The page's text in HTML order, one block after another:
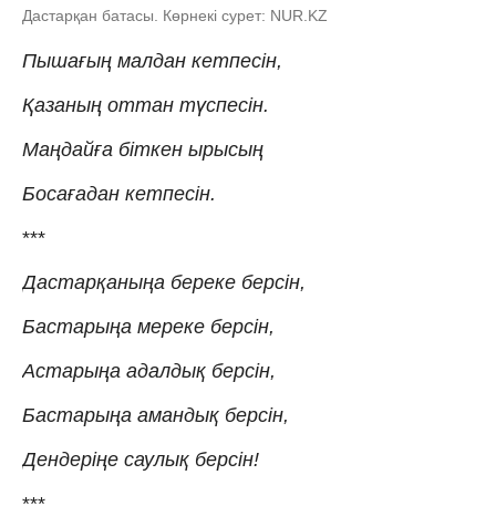
Дастарқан батасы. Көрнекі сурет: NUR.KZ
Пышағың малдан кетпесін,
Қазаның оттан түспесін.
Маңдайға біткен ырысың
Босағадан кетпесін.
***
Дастарқаныңа береке берсін,
Бастарыңа мереке берсін,
Астарыңа адалдық берсін,
Бастарыңа амандық берсін,
Дендеріңе саулық берсін!
***